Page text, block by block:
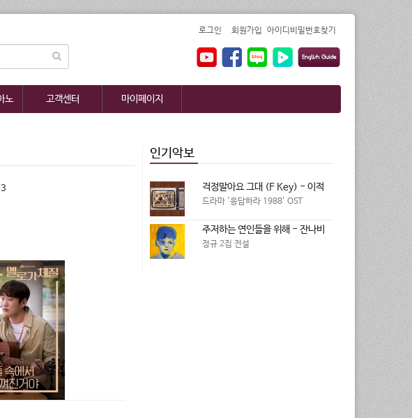
아이디비밀번호찾기
로그인 회원가입
노 고객센터 마이페이지
인기악보
걱정말아요 그대 (F Key) - 이적
드라마 '응답하라 1988' OST
주저하는 연인들을 위해 - 잔나비
정규 2집 전설